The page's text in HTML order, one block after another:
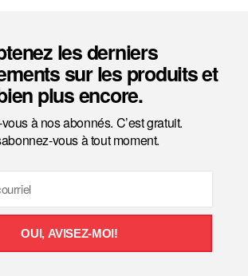
les derniers
sur les produits et
plus encore.
à nos abonnés. C’est gratuit.
vous à tout moment.
OUI, AVISEZ-MOI!